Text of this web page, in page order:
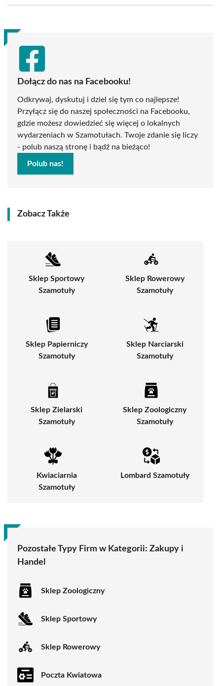
(Twitter)
Dołącz do nas na Facebooku!
Odkrywaj, dyskutuj i dziel się tym co najlepsze!
Przyłącz się do naszej społeczności na Facebooku,
gdzie możesz dowiedzieć się więcej o lokalnych
wydarzeniach w Szamotułach. Twoje zdanie się liczy
- polub naszą stronę i bądź na bieżąco!
Polub nas!
Zobacz Także
Sklep Sportowy
Szamotuły
Sklep Rowerowy
Szamotuły
Sklep Papierniczy
Szamotuły
Sklep Narciarski
Szamotuły
Sklep Zielarski
Szamotuły
Sklep Zoologiczny
Szamotuły
Kwiaciarnia
Szamotuły
Lombard Szamotuły
Pozostałe Typy Firm w Kategorii: Zakupy i
Handel
Sklep Zoologiczny
Sklep Sportowy
Sklep Rowerowy
Poczta Kwiatowa